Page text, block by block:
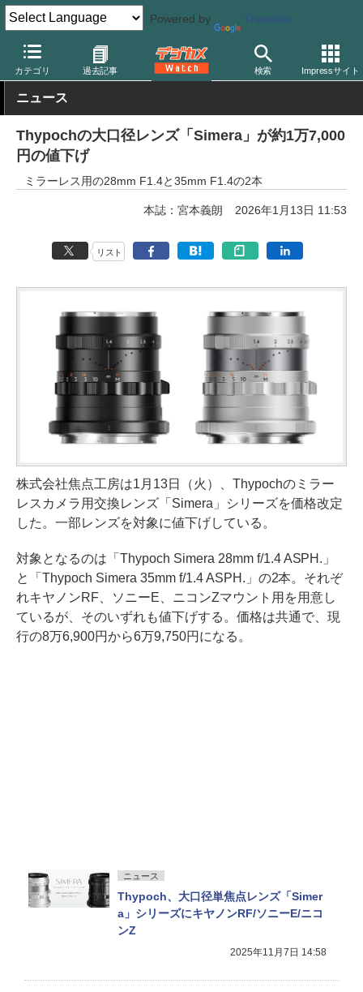
Powered by Translate
カテゴリ 過去記事 検索 Impressサイト
デジカメ Watch レンズ 交換レンズ
ニュース
Thypochの大口径レンズ「Simera」が約1万7,000
円の値下げ
ミラーレス用の28mm F1.4と35mm F1.4の2本
本誌：宮本義朗 2026年1月13日 11:53
リスト
株式会社焦点工房は1月13日（火）、Thypochのミラー
レスカメラ用交換レンズ「Simera」シリーズを価格改定
した。一部レンズを対象に値下げしている。
対象となるのは「Thypoch Simera 28mm f/1.4 ASPH.」
と「Thypoch Simera 35mm f/1.4 ASPH.」の2本。それぞ
れキヤノンRF、ソニーE、ニコンZマウント用を用意し
ているが、そのいずれも値下げする。価格は共通で、現
行の8万6,900円から6万9,750円になる。
ニュース
Thypoch、大口径単焦点レンズ「Simer
a」シリーズにキヤノンRF/ソニーE/ニコ
ンZ
2025年11月7日 14:58